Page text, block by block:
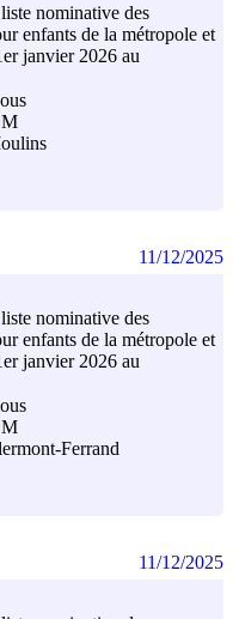
nominative des
enfants de la métropole et
janvier 2026 au
nominative des
enfants de la métropole et
janvier 2026 au
Ferrand
11/12/2025
11/12/2025